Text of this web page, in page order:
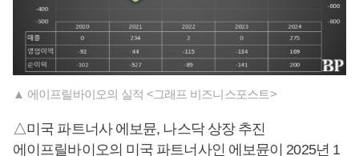
▲ 에이프릴바이오의 실적 <그래프 비즈니스포스트>
△미국 파트너사 에보뮨, 나스닥 상장 추진
에이프릴바이오의 미국 파트너사인 에보뮨이 2025년 1